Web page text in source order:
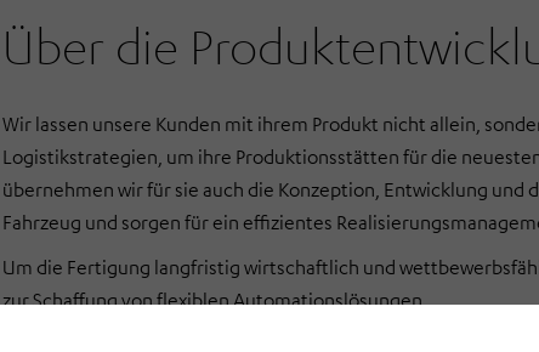
Über die
Wir lassen unsere Kunden mit ihrem Produkt nicht allein,
Logistikstrategien, um ihre Produktionsstätten für die
übernehmen wir für sie auch die Konzeption, Entwicklung
Fahrzeug und sorgen für ein effizientes
Um die Fertigung langfristig wirtschaftlich und
zur Schaffung von flexiblen Automationslösungen.
Planung des Fertigungsablaufs anhand der definierten